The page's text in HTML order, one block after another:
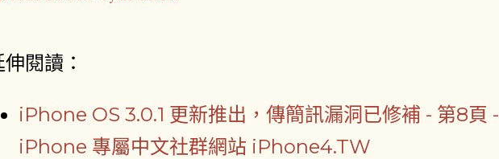
閱讀：
iPhone OS 3.0.1 更新推出，傳簡訊漏洞已修補 - 第8頁 -
iPhone 專屬中文社群網站 iPhone4.TW